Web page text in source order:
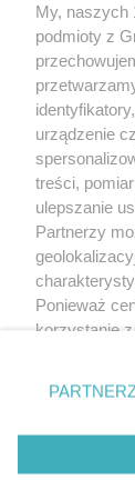
Żaden utwór
tym także
eksploatacji w
bez pisemnej
wykorzystanie
bez właściwej
prawnie.
My, naszych
podmioty z
urządzenie
treści,
ulepszanie
Partnerzy
Ponieważ
korzystanie
zmienić/
znajdujący
rodzaje